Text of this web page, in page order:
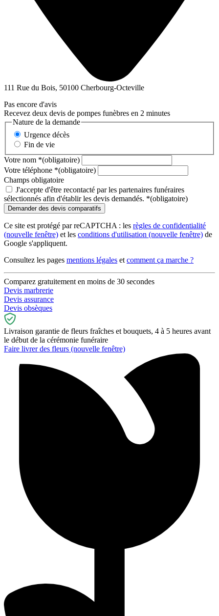
111 Rue du Bois, 50100 Cherbourg-Octeville
Pas encore d'avis
Recevez deux devis de pompes funèbres en 2 minutes
Nature de la demande
Urgence décès
Fin de vie
Votre nom *(obligatoire)
Votre téléphone *(obligatoire)
Champs obligatoire
J'accepte d'être recontacté par les partenaires funéraires
sélectionnés afin d'établir les devis demandés. *(obligatoire)
Ce site est protégé par reCAPTCHA : les règles de confidentialité
(nouvelle fenêtre) et les conditions d'utilisation (nouvelle fenêtre) de
Google s'appliquent.
Consultez les pages mentions légales et comment ça marche ?
Comparez gratuitement en moins de 30 secondes
Devis marbrerie
Devis assurance
Devis obsèques
Livraison garantie de fleurs fraîches et bouquets, 4 à 5 heures avant
le début de la cérémonie funéraire
Faire livrer des fleurs (nouvelle fenêtre)